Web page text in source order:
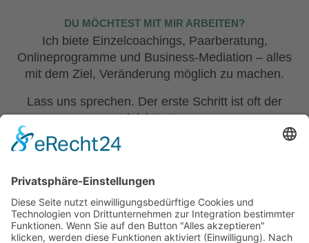
DU MÖCHTEST MIT MIR ARBEITEN?
Ich biete Einzelcoachings, Paarberatung,
Onlineprogramme und Business-Mediation – alles
mit dem Ziel, Veränderung möglich zu machen.
Lass uns sprechen. Der erste Schritt ist oft der
leichteste:
Kostenloses Erstgespräch vereinbaren →